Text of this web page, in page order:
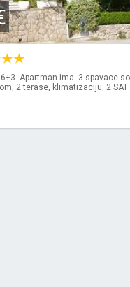
Apartman ima: 3 spavace
2 terase, klimatizaciju, 2 SAT